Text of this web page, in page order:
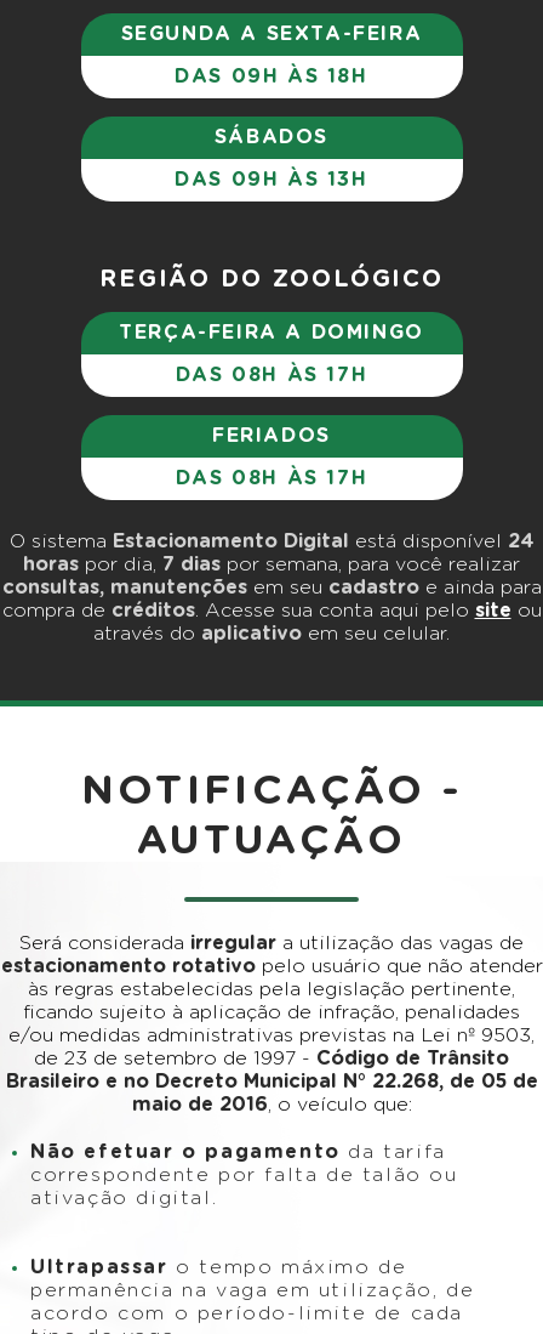
SEGUNDA A SEXTA-FEIRA
DAS 09H ÀS 18H
SÁBADOS
DAS 09H ÀS 13H
REGIÃO DO ZOOLÓGICO
TERÇA-FEIRA A DOMINGO
DAS 08H ÀS 17H
FERIADOS
DAS 08H ÀS 17H
O sistema Estacionamento Digital está disponível 24
horas por dia, 7 dias por semana, para você realizar
consultas, manutençõesem seu cadastroe ainda para
compra de créditos. Acesse sua conta aqui pelo site ou
através do aplicativo em seu celular.
NOTIFICAÇÃO -
AUTUAÇÃO
Será considerada irregular a utilização das vagas de
estacionamento rotativopelo usuário que não atender
às regras estabelecidas pela legislação pertinente,
ficando sujeito à aplicação de infração, penalidades
e/ou medidas administrativas previstas na Lei nº 9503,
de 23 de setembro de 1997 - Código de Trânsito
Brasileiro e no Decreto Municipal N° 22.268, de 05 de
maio de 2016 , o veículo que:
Não efetuar o pagamento da tarifa
correspondente por falta de talão ou
ativação digital.
Ultrapassar o tempo máximo de
permanência na vaga em utilização, de
acordo com o período-limite de cada